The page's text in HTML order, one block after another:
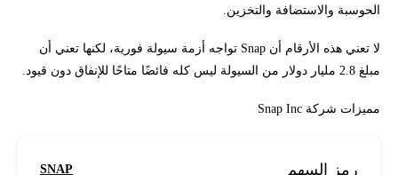
الحوسبة والاستضافة والتخزين.
لا تعني هذه الأرقام أن Snap تواجه أزمة سيولة فورية، لكنها تعني أن
مبلغ 2.8 مليار دولار من السيولة ليس كله فائضًا متاحًا للإنفاق دون قيود.
مميزات شركة Snap Inc
رمز السهم SNAP